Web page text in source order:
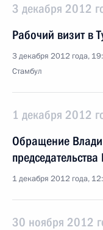
3 декабря 2012
Рабочий визит в
3 декабря 2012 года,
Стамбул
1 декабря 2012
Обращение
1 декабря 2012 года,
30 ноября 2012